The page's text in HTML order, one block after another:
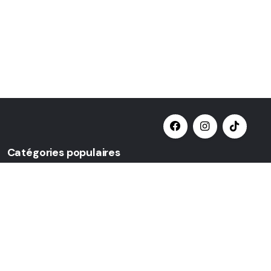
Catégories populaires